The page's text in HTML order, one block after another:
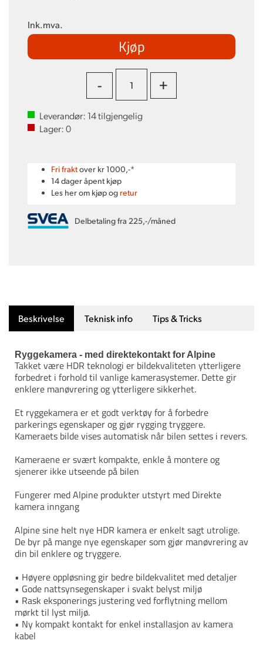
Ink.mva.
Kjøp
- +
Leverandør:14tilgjengelig
Lager:0
Fri fraktover kr 1000,-*
14 dager åpent kjøp
Les her om kjøp og retur
Delbetaling fra 225,-/måned
Beskrivelse Teknisk info Tips & Tricks
Ryggekamera - med direktekontakt for Alpine
Takket være HDR teknologi er bildekvaliteten ytterligere
forbedret i forhold til vanlige kamerasystemer. Dette gir
enklere manøvrering og ytterligere sikkerhet.
Et ryggekamera er et godt verktøy for å forbedre
parkerings egenskaper og gjør rygging tryggere.
Kameraets bilde vises automatisk når bilen settes i revers.
Kameraene er svært kompakte, enkle å montere og
sjenerer ikke utseende på bilen
Fungerer med Alpine produkter utstyrt med Direkte
kamera inngang
Alpine sine helt nye HDR kamera er enkelt sagt utrolige.
De byr på mange nye egenskaper som gjør manøvrering av
din bil enklere og tryggere.
• Høyere oppløsning gir bedre bildekvalitet med detaljer
• Gode nattsynsegenskaper i svakt belyst miljø
• Rask eksponerings justering ved forflytning mellom
mørkt til lyst miljø.
• Ny kompakt kontakt for enkel installasjon av kamera
kabel